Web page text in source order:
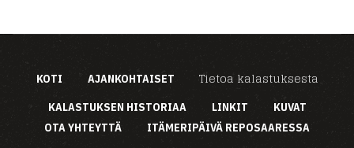
KOTI AJANKOHTAISET Tietoa kalastuksesta
KALASTUKSEN HISTORIAA LINKIT
KUVAT
OTA YHTEYTTÄ
ITÄMERIPÄIVÄ REPOSAARESSA